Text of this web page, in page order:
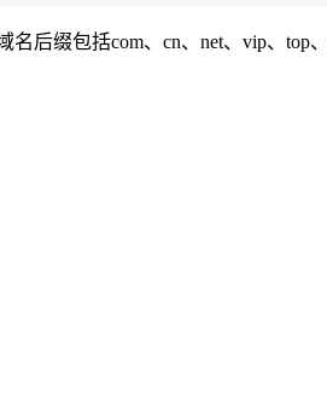
后缀包括com、cn、net、vip、top